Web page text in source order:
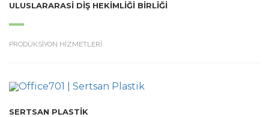
ULUSLARARASI DIŞ HEKIMLIĞI BIRLIĞI
PRODÜKSİYON HİZMETLERİ
SERTSAN PLASTIK